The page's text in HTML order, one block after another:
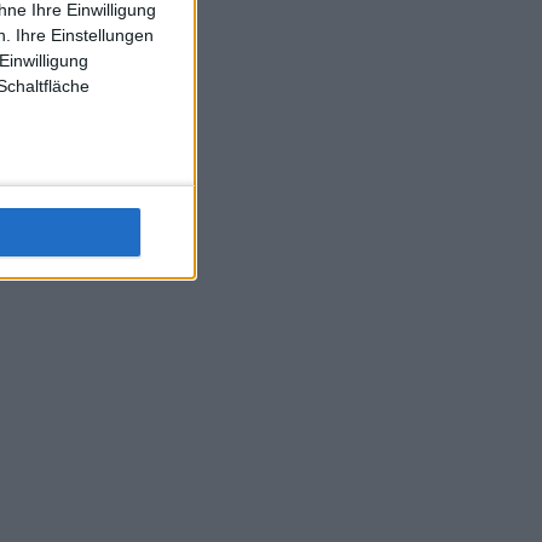
Ihre Einwilligung
Ihre Einstellungen
L-Struff wahrscheinlich morge 3 Spiele absolvieren (2.
1x Doppel) dank der hervorragenden Unterstützung
für F-A-A